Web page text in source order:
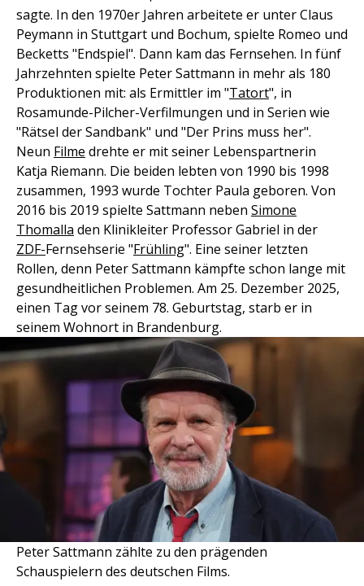
sagte. In den 1970er Jahren arbeitete er unter Claus
Peymann in Stuttgart und Bochum, spielte Romeo und
Becketts "Endspiel". Dann kam das Fernsehen. In fünf
Jahrzehnten spielte Peter Sattmann in mehr als 180
Produktionen mit: als Ermittler im "Tatort", in
Rosamunde-Pilcher-Verfilmungen und in Serien wie
"Rätsel der Sandbank" und "Der Prins muss her".
Neun Filme drehte er mit seiner Lebenspartnerin
Katja Riemann. Die beiden lebten von 1990 bis 1998
zusammen, 1993 wurde Tochter Paula geboren. Von
2016 bis 2019 spielte Sattmann neben Simone
Thomalla den Klinikleiter Professor Gabriel in der
ZDF-Fernsehserie "Frühling". Eine seiner letzten
Rollen, denn Peter Sattmann kämpfte schon lange mit
gesundheitlichen Problemen. Am 25. Dezember 2025,
einen Tag vor seinem 78. Geburtstag, starb er in
seinem Wohnort in Brandenburg.
Peter Sattmann zählte zu den prägenden
Schauspielern des deutschen Films.